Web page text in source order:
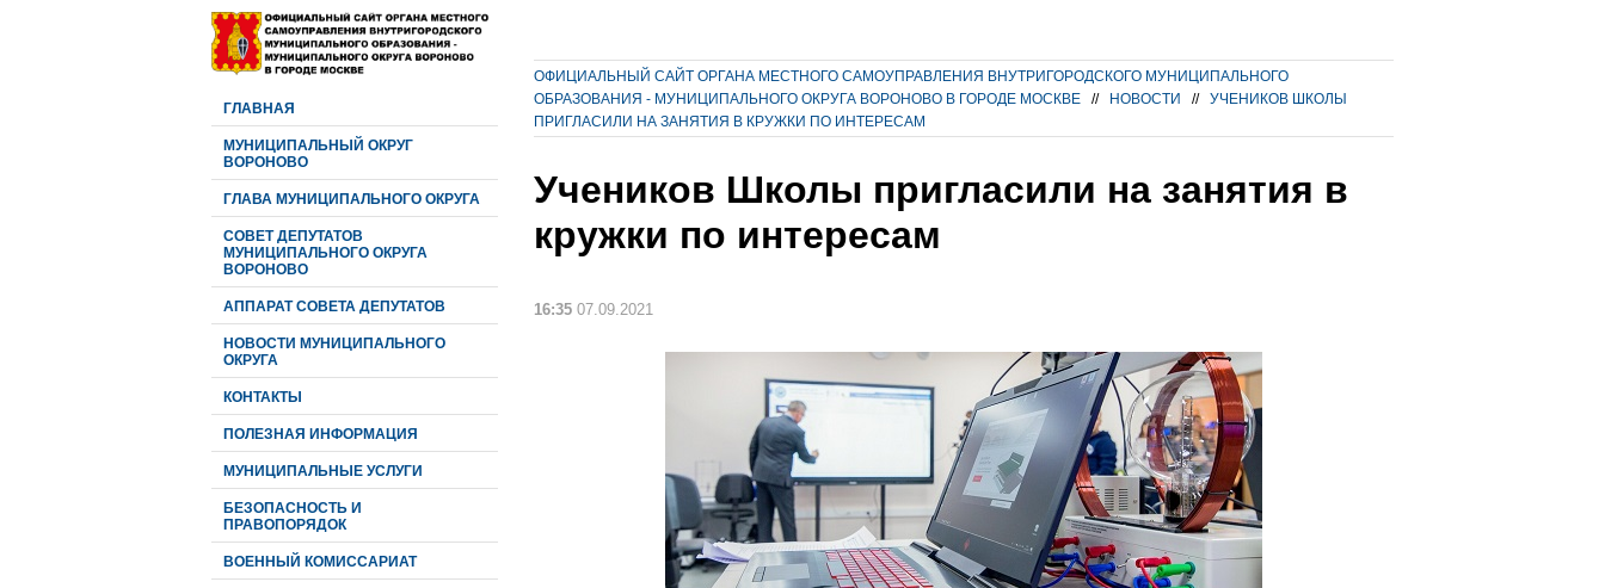
ГЛАВНАЯ
МУНИЦИПАЛЬНЫЙ ОКРУГ
ВОРОНОВО
ГЛАВА МУНИЦИПАЛЬНОГО ОКРУГА
CОВЕТ ДЕПУТАТОВ
МУНИЦИПАЛЬНОГО ОКРУГА
ВОРОНОВО
АППАРАТ СОВЕТА ДЕПУТАТОВ
НОВОСТИ МУНИЦИПАЛЬНОГО
ОКРУГА
КОНТАКТЫ
ПОЛЕЗНАЯ ИНФОРМАЦИЯ
МУНИЦИПАЛЬНЫЕ УСЛУГИ
БЕЗОПАСНОСТЬ И
ПРАВОПОРЯДОК
ВОЕННЫЙ КОМИССАРИАТ
ОФИЦИАЛЬНЫЙ САЙТ ОРГАНА МЕСТНОГО САМОУПРАВЛЕНИЯ ВНУТРИГОРОДСКОГО МУНИЦИПАЛЬНОГО
ОБРАЗОВАНИЯ - МУНИЦИПАЛЬНОГО ОКРУГА ВОРОНОВО В ГОРОДЕ МОСКВЕ
// НОВОСТИ //
УЧЕНИКОВ ШКОЛЫ
ПРИГЛАСИЛИ НА ЗАНЯТИЯ В КРУЖКИ ПО ИНТЕРЕСАМ
Учеников Школы пригласили на занятия в
кружки по интересам
16:35 07.09.2021